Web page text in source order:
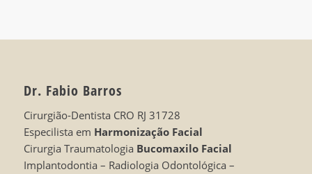
Dr. Fabio Barros
Cirurgião-Dentista CRO RJ 31728
Especilista em Harmonização Facial
Cirurgia Traumatologia Bucomaxilo Facial
Implantodontia – Radiologia Odontológica –